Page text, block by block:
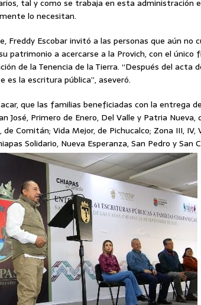
tal y como se trabaja en esta administración
lo necesitan.
Freddy Escobar invitó a las personas que aún no
patrimonio a acercarse a la Provich, con el único
de la Tenencia de la Tierra. “Después del
es la escritura pública”, aseveró.
que las familias beneficiadas con la entrega
José, Primero de Enero, Del Valle y Patria
de Comitán; Vida Mejor, de Pichucalco; Zona III,
Solidario, Nueva Esperanza, San Pedro y San